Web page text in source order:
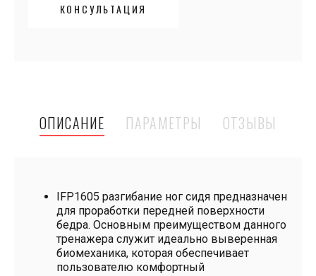
КОНСУЛЬТАЦИЯ
ОПИСАНИЕ ПАРАМЕТРЫ ОТЗЫВЫ
IFP1605 разгибание ног сидя предназначен
для проработки передней поверхности
бедра. Основным преимуществом данного
тренажера служит идеально выверенная
биомеханика, которая обеспечивает
пользователю комфортный